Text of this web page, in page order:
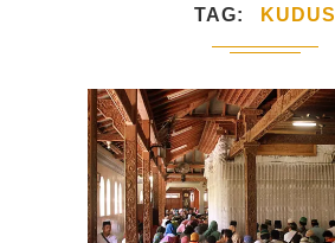
TAG KUDUS